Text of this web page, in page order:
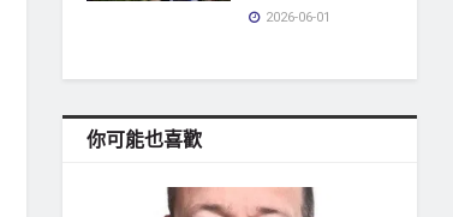
2026-06-01
你可能也喜歡